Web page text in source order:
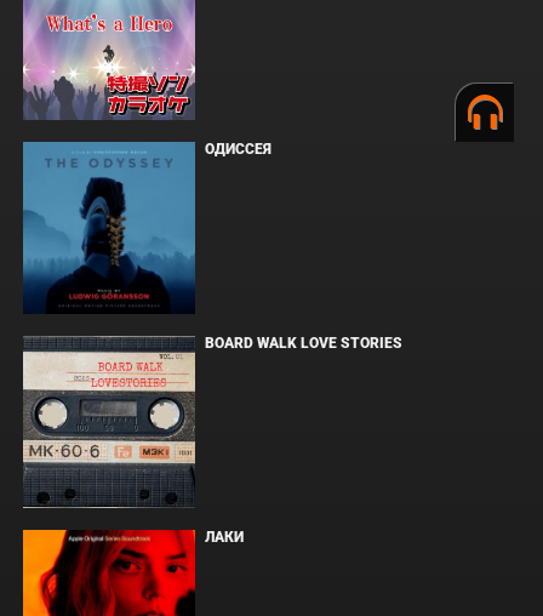
ОДИССЕЯ
BOARD WALK LOVE STORIES
ЛАКИ